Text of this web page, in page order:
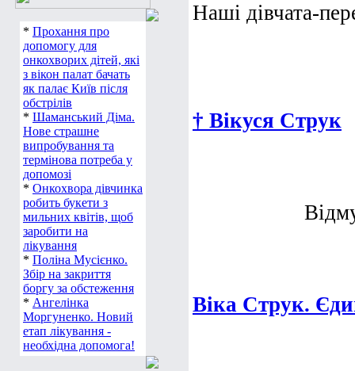
* Прохання про
допомогу для
онкохворих дітей, які
з вікон палат бачать
як палає Київ після
обстрілів
* Шаманський Діма.
Нове страшне
випробування та
термінова потреба у
допомозі
* Онкохвора дівчинка
робить букети з
мильних квітів, щоб
заробити на
лікування
* Поліна Мусієнко.
Збір на закриття
боргу за обстеження
* Ангелінка
Моргуненко. Новий
етап лікування -
необхідна допомога!
Наші дівчата-
† Вікуся Струк
Віка Струк.